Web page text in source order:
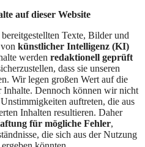
auf dieser Website
Texte, Bilder und
künstlicher Intelligenz (KI)
werden redaktionell geprüft
dass sie unseren
Wir legen großen Wert auf die
Dennoch können wir nicht
auftreten, die aus
Inhalten resultieren. Daher
für mögliche Fehler,
die sich aus der Nutzung